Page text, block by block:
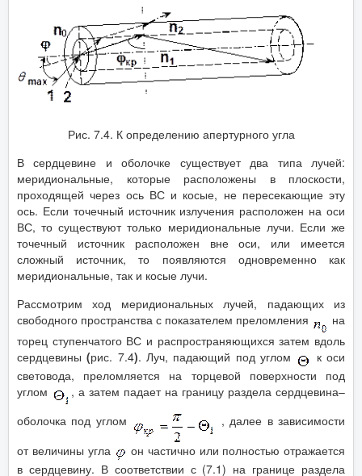
Рис. 7.4. К определению апертурного угла
В сердцевине и оболочке существует два типа лучей:
меридиональные, которые расположены в плоскости,
проходящей через ось ВС и косые, не пересекающие эту
ось. Если точечный источник излучения расположен на оси
ВС, то существуют только меридиональные лучи. Если же
точечный источник расположен вне оси, или имеется
сложный источник, то появляются одновременно как
меридиональные, так и косые лучи.
Рассмотрим ход меридиональных лучей, падающих из
свободного пространства с показателем преломления
на
торец ступенчатого ВС и распространяющихся затем вдоль
сердцевины(рис. 7.4). Луч, падающий под углом
к оси
световода, преломляется на торцевой поверхности под
углом
, а затем падает на границу раздела сердцевина–
оболочка под углом
, далее в зависимости
от величины угла
он частично или полностью отражается
в сердцевину. В соответствии с (7.1) на границе раздела